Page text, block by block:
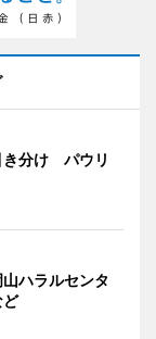
き分け パウリ
ハラルセンタ